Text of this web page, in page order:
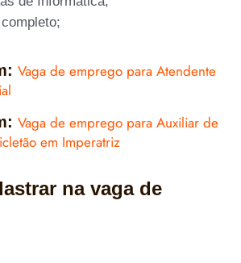
Vaga de emprego para Atendente
Vaga de emprego para Auxiliar de
em Imperatriz
na vaga de